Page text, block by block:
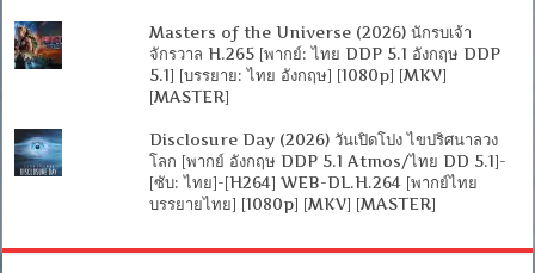
Masters of the Universe (2026) นักรบเจ้า
จักรวาล H.265 [พากย์: ไทย DDP 5.1 อังกฤษ DDP
5.1] [บรรยาย: ไทย อังกฤษ] [1080p] [MKV]
[MASTER]
Disclosure Day (2026) วันเปิดโปง ไขปริศนาลวง
โลก [พากย์ อังกฤษ DDP 5.1 Atmos/ไทย DD 5.1]-
[ซับ: ไทย]-[H264] WEB-DL.H.264 [พากย์ไทย
บรรยายไทย] [1080p] [MKV] [MASTER]